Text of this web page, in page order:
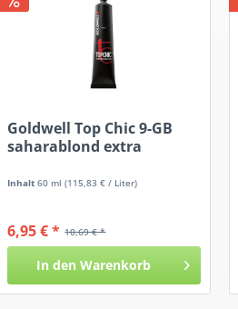
Goldwell Top Chic 9-GB
saharablond extra
Inhalt60 ml(115,83 € / Liter)
10,69 € *
6,95 € *
In den Warenkorb